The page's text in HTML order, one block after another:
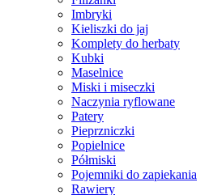
Imbryki
Kieliszki do jaj
Komplety do herbaty
Kubki
Maselnice
Miski i miseczki
Naczynia ryflowane
Patery
Pieprzniczki
Popielnice
Półmiski
Pojemniki do zapiekania
Rawiery